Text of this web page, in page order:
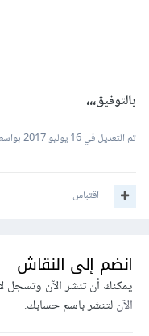
بالتوفيق،،،
تم التعديل في16 يوليو 2017
اقتباس
انضم إلى النقاش
يمكنك أن تنشر الآن وتسجل
الآنلتنشر باسم حسابك.